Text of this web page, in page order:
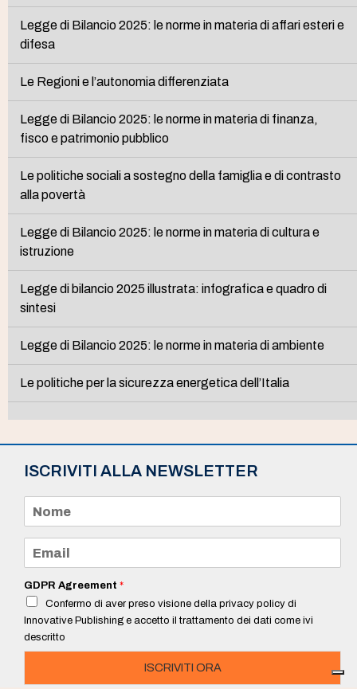
Legge di Bilancio 2025: le norme in materia di affari esteri e
difesa
Le Regioni e l’autonomia differenziata
Legge di Bilancio 2025: le norme in materia di finanza,
fisco e patrimonio pubblico
Le politiche sociali a sostegno della famiglia e di contrasto
alla povertà
Legge di Bilancio 2025: le norme in materia di cultura e
istruzione
Legge di bilancio 2025 illustrata: infografica e quadro di
sintesi
Legge di Bilancio 2025: le norme in materia di ambiente
Le politiche per la sicurezza energetica dell’Italia
ISCRIVITI ALLA NEWSLETTER
m
e
a
i
*
GDPR Agreement *
Confermo di aver preso visione della privacy policy di
Innovative Publishing e accetto il trattamento dei dati come ivi
descritto
ISCRIVITI ORA